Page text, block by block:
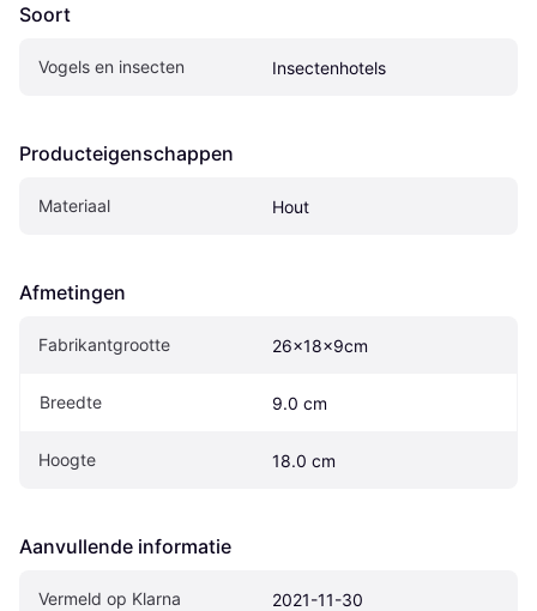
Soort
Vogels en insecten Insectenhotels
Producteigenschappen
Materiaal Hout
Afmetingen
Fabrikantgrootte 26x18x9cm
Breedte 9.0 cm
Hoogte 18.0 cm
Aanvullende informatie
Vermeld op Klarna 2021-11-30